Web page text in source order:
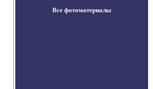
Все фотоматериалы